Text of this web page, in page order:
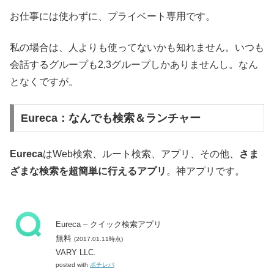
お仕事には使わずに、プライベート専用です。
私の場合は、人よりも使ってないかも知れません。いつも
会話するグループも2,3グループしかありませんし。なん
となくですが。
Eureca：なんでも検索＆ランチャー
EurecaはWeb検索、ルート検索、アプリ、その他、
さま
ざまな検索を超簡単に行えるアプリ 。神アプリです。
Eureca – クイック検索アプリ
無料 (2017.01.11時点)
VARY LLC.
posted with ポチレバ